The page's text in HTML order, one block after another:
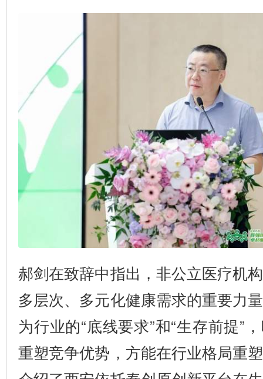
郝剑在致辞中指出，非公立医疗机
多层次、多元化健康需求的重要力
为行业的“底线要求”和“生存前提”
重塑竞争优势，方能在行业格局重